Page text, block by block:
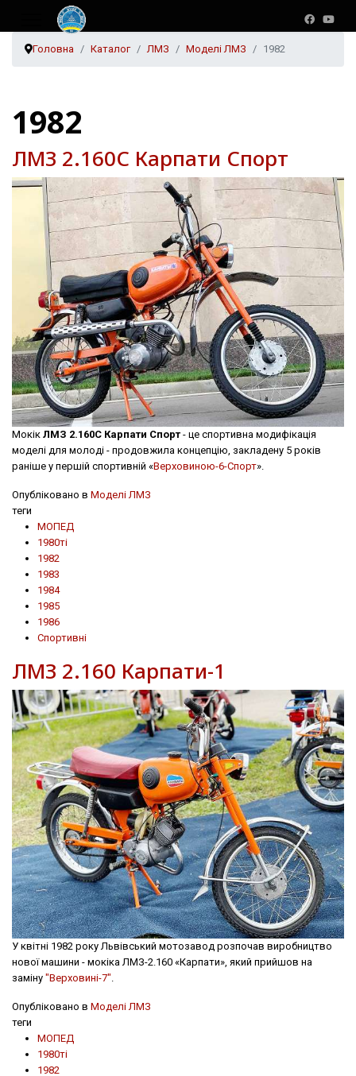
Головна Каталог ЛМЗ Моделі ЛМЗ 1982
1982
ЛМЗ 2.160С Карпати Спорт
Мокік ЛМЗ 2.160С Карпати Спорт - це спортивна модифікація
моделі для молоді - продовжила концепцію, закладену 5 років
раніше у першій спортивній «Верховиною-6-Спорт».
Опубліковано в Моделі ЛМЗ
теги
МОПЕД
1980ті
1982
1983
1984
1985
1986
Спортивні
ЛМЗ 2.160 Карпати-1
У квітні 1982 року Львівський мотозавод розпочав виробництво
нової машини - мокіка ЛМЗ-2.160 «Карпати», який прийшов на
заміну "Верховині-7".
Опубліковано в Моделі ЛМЗ
теги
МОПЕД
1980ті
1982